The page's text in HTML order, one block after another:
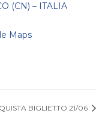
(CN) – ITALIA
Maps
BIGLIETTO 21/06